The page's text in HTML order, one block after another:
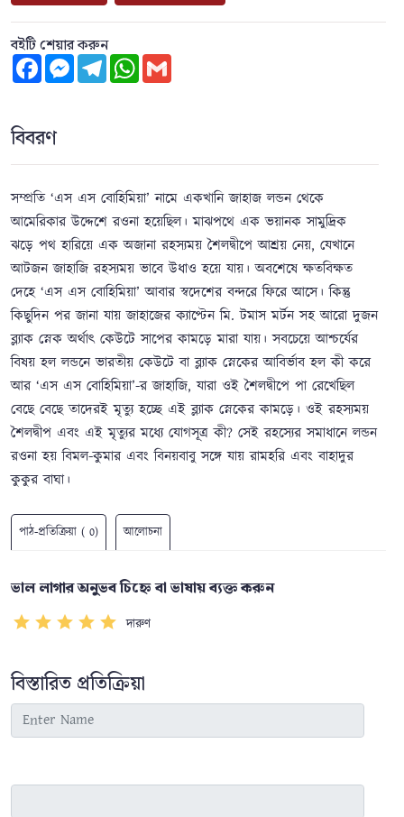
বইটি শেয়ার করুন
FacebookMessengerTelegramWhatsApp
বিবরণ
সম্প্রতি ‘এস এস বোহিমিয়া’ নামে একখানি জাহাজ লন্ডন থেকে
আমেরিকার উদ্দেশে রওনা হয়েছিল। মাঝপথে এক ভয়ানক সামুদ্রিক
ঝড়ে পথ হারিয়ে এক অজানা রহস্যময় শৈলদ্বীপে আশ্রয় নেয়, যেখানে
আটজন জাহাজি রহস্যময় ভাবে উধাও হয়ে যায়। অবশেষে ক্ষতবিক্ষত
দেহে ‘এস এস বোহিমিয়া’ আবার স্বদেশের বন্দরে ফিরে আসে। কিন্তু
কিছুদিন পর জানা যায় জাহাজের ক্যাপ্টেন মি. টমাস মর্টন সহ আরো দুজন
ব্ল্যাক স্নেক অর্থাৎ কেউটে সাপের কামড়ে মারা যায়। সবচেয়ে আশ্চর্যের
বিষয় হল লন্ডনে ভারতীয় কেউটে বা ব্ল্যাক স্নেকের আবির্ভাব হল কী করে
আর ‘এস এস বোহিমিয়া’-র জাহাজি, যারা ওই শৈলদ্বীপে পা রেখেছিল
বেছে বেছে তাদেরই মৃত্যু হচ্ছে এই ব্ল্যাক স্নেকের কামড়ে। ওই রহস্যময়
শৈলদ্বীপ এবং এই মৃত্যুর মধ্যে যোগসূত্র কী? সেই রহস্যের সমাধানে লন্ডন
রওনা হয় বিমল-কুমার এবং বিনয়বাবু সঙ্গে যায় রামহরি এবং বাহাদুর
কুকুর বাঘা।
পাঠ-প্রতিক্রিয়া ( 0) আলোচনা
ভাল লাগার অনুভব চিহ্নে বা ভাষায় ব্যক্ত করুন
দারুণ
বিস্তারিত প্রতিক্রিয়া